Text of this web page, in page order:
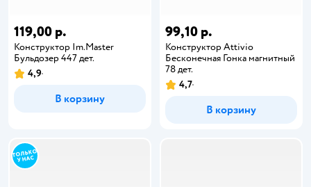
119,00 р.
Конструктор Im.Master
Бульдозер 447 дет.
4,9
В корзину
99,10 р.
Конструктор Attivio
Бесконечная Гонка магнитный
78 дет.
4,7
В корзину